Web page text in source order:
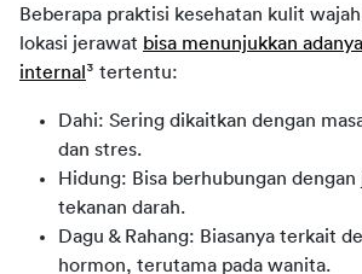
Beberapa praktisi kesehatan kulit
lokasi jerawat bisa menunjukkan
internal³ tertentu:
Dahi: Sering dikaitkan dengan
dan stres.
Hidung: Bisa berhubungan dengan
tekanan darah.
Dagu & Rahang: Biasanya terkait
hormon, terutama pada wanita.